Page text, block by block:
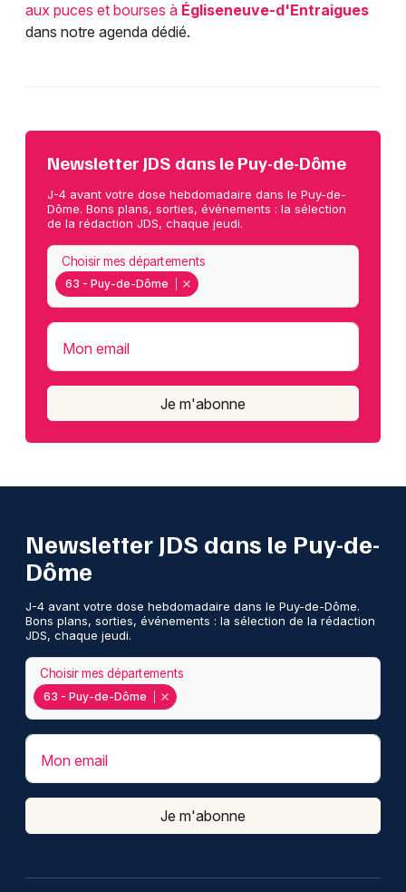
aux puces et bourses à Égliseneuve-d'Entraigues
dans notre agenda dédié.
Newsletter JDS dans le Puy-de-Dôme
J-4 avant votre dose hebdomadaire dans le Puy-de-
Dôme. Bons plans, sorties, événements : la sélection
de la rédaction JDS, chaque jeudi.
63 - Puy-de-Dôme
Choisir mes départements
Mon email
Je m'abonne
Newsletter JDS dans le Puy-de-
Dôme
J-4 avant votre dose hebdomadaire dans le Puy-de-Dôme.
Bons plans, sorties, événements : la sélection de la rédaction
JDS, chaque jeudi.
63 - Puy-de-Dôme
Choisir mes départements
Mon email
Je m'abonne